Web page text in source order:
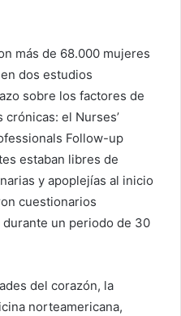
más de 68.000 mujeres
dos estudios
sobre los factores de
el Nurses’
Follow-up
estaban libres de
y apoplejías al inicio
cuestionarios
un periodo de 30
del corazón, la
norteamericana,